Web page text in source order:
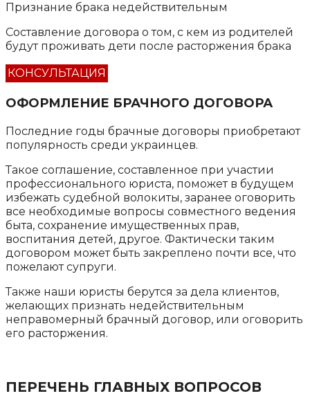
Признание брака недействительным
Составление договора о том, с кем из родителей
будут проживать дети после расторжения брака
КОНСУЛЬТАЦИЯ
ОФОРМЛЕНИЕ БРАЧНОГО ДОГОВОРА
Последние годы брачные договоры приобретают
популярность среди украинцев.
Такое соглашение, составленное при участии
профессионального юриста, поможет в будущем
избежать судебной волокиты, заранее оговорить
все необходимые вопросы совместного ведения
быта, сохранение имущественных прав,
воспитания детей, другое. Фактически таким
договором может быть закреплено почти все, что
пожелают супруги.
Также наши юристы берутся за дела клиентов,
желающих признать недействительным
неправомерный брачный договор, или оговорить
его расторжения.
ПЕРЕЧЕНЬ ГЛАВНЫХ ВОПРОСОВ